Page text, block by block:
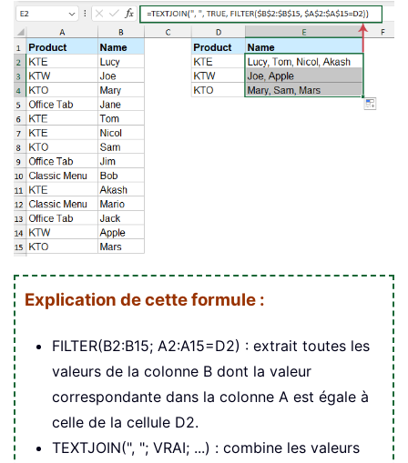
Explication de cette formule :
FILTER(B2:B15; A2:A15=D2) : extrait toutes les
valeurs de la colonne B dont la valeur
correspondante dans la colonne A est égale à
celle de la cellule D2.
TEXTJOIN(", "; VRAI; ...) : combine les valeurs